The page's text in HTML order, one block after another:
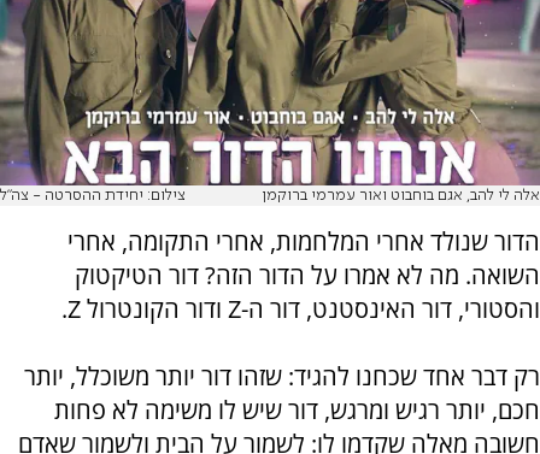
אלה לי להב, אגם בוחבוט ואור עמרמי ברוקמן צילום: יחידת ההסרטה - צה"ל
הדור שנולד אחרי המלחמות, אחרי התקומה, אחרי
השואה. מה לא אמרו על הדור הזה? דור הטיקטוק
והסטורי, דור האינסטנט, דור ה-Z ודור הקונטרול Z.
רק דבר אחד שכחנו להגיד: שזהו דור יותר משוכלל, יותר
חכם, יותר רגיש ומרגש, דור שיש לו משימה לא פחות
חשובה מאלה שקדמו לו: לשמור על הבית ולשמור שאדם